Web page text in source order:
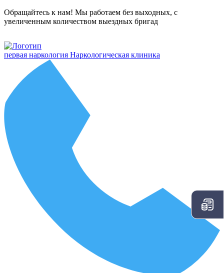
Обращайтесь к нам! Мы работаем без выходных, с
увеличенным количеством выездных бригад
первая наркология Наркологическая клиника